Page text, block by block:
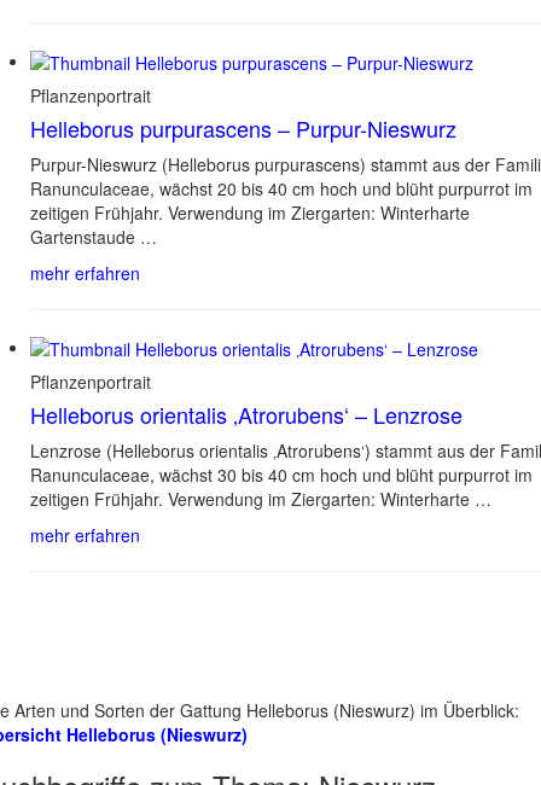
Pflanzenportrait
Helleborus purpurascens – Purpur-Nieswurz
Purpur-Nieswurz (Helleborus purpurascens) stammt aus der
Ranunculaceae, wächst 20 bis 40 cm hoch und blüht purpurrot im
zeitigen Frühjahr. Verwendung im Ziergarten: Winterharte
Gartenstaude …
mehr erfahren
Pflanzenportrait
Helleborus orientalis ‚Atrorubens‘ – Lenzrose
Lenzrose (Helleborus orientalis ‚Atrorubens‘) stammt aus der
Ranunculaceae, wächst 30 bis 40 cm hoch und blüht purpurrot im
zeitigen Frühjahr. Verwendung im Ziergarten: Winterharte …
mehr erfahren
Arten und Sorten der Gattung Helleborus (Nieswurz) im Überblick:
Helleborus (Nieswurz)